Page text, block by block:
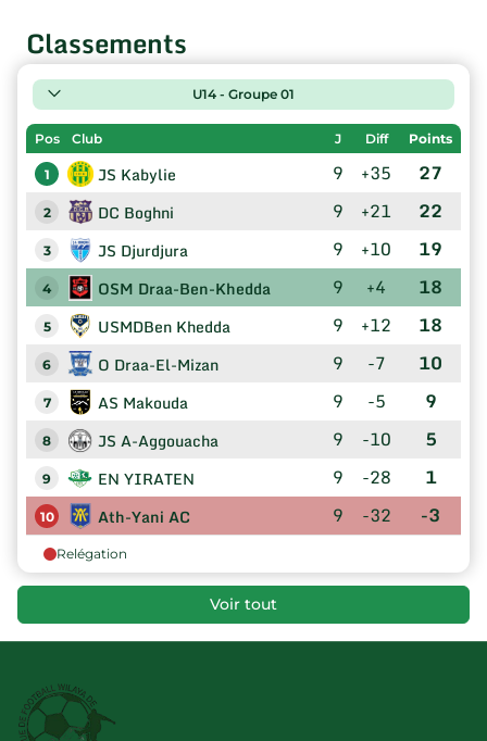
Classements
U14 - Groupe 01
Pos Club J Diff Points
1 JS Kabylie 9 +35 27
2 DC Boghni 9 +21 22
3 JS Djurdjura 9 +10 19
4 OSM Draa-Ben-Khedda 9 +4 18
5 USMDBen Khedda 9 +12 18
6 O Draa-El-Mizan 9 -7 10
7 AS Makouda 9 -5 9
8 JS A-Aggouacha 9 -10 5
9 EN YIRATEN 9 -28 1
10 Ath-Yani AC 9 -32 -3
Relégation
Voir tout